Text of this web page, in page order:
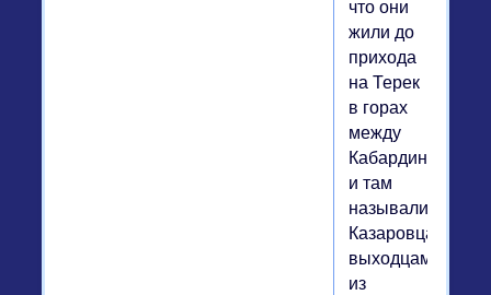
что они
жили до
прихода
на Терек
в горах
между
Кабардинцами
и там
назывались
Казаровцами,
выходцами
из